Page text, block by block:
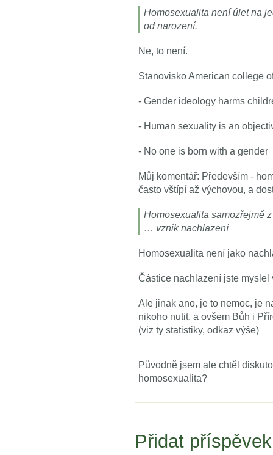
Homosexualita není úlet na
od narození.
Ne, to není.
Stanovisko American college
- Gender ideology harms
- Human sexuality is an
- No one is born with a gender
Můj komentář: Především -
často vštípí až výchovou, a
Homosexualita samozřejmě
… vznik nachlazení
Homosexualita není jako
Částice nachlazení jste
Ale jinak ano, je to nemoc, je
nikoho nutit, a ovšem Bůh i
(viz ty statistiky, odkaz výše)
Původně jsem ale chtěl
homosexualita?
Přidat